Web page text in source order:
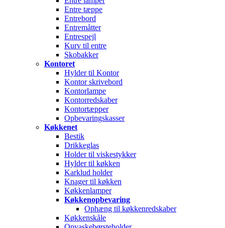
Entre tæppe
Entrebord
Entremåtter
Entrespejl
Kurv til entre
Skobakker
Kontoret
Hylder til Kontor
Kontor skrivebord
Kontorlampe
Kontorredskaber
Kontortæpper
Opbevaringskasser
Køkkenet
Bestik
Drikkeglas
Holder til viskestykker
Hylder til køkken
Karklud holder
Knager til køkken
Køkkenlamper
Køkkenopbevaring
Ophæng til køkkenredskaber
Køkkenskåle